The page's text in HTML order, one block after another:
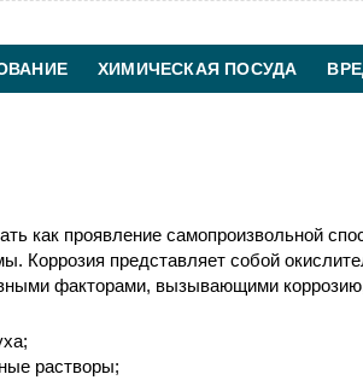
ХИМИЧЕСКАЯ ПОСУДА
как проявление самопроизвольной
Коррозия представляет собой
факторами, вызывающими
растворы;